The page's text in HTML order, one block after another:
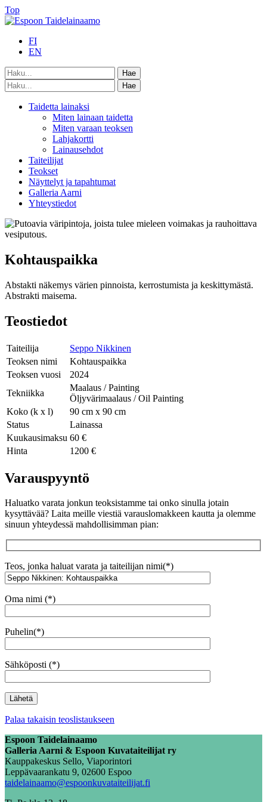
Top
FI
EN
Taidetta lainaksi
Miten lainaan taidetta
Miten varaan teoksen
Lahjakortti
Lainausehdot
Taiteilijat
Teokset
Näyttelyt ja tapahtumat
Galleria Aarni
Yhteystiedot
Kohtauspaikka
Abstakti näkemys värien pinnoista, kerrostumista ja keskittymästä.
Abstrakti maisema.
Teostiedot
Taiteilija
Seppo Nikkinen
Teoksen nimi
Kohtauspaikka
Teoksen vuosi
2024
Tekniikka
Maalaus / Painting
Öljyvärimaalaus / Oil Painting
Koko (k x l)
90 cm x 90 cm
Status
Lainassa
Kuukausimaksu 60 €
Hinta
1200 €
Varauspyyntö
Haluatko varata jonkun teoksistamme tai onko sinulla jotain
kysyttävää? Laita meille viestiä varauslomakkeen kautta ja olemme
sinuun yhteydessä mahdollisimman pian:
Teos, jonka haluat varata ja taiteilijan nimi(*)
Oma nimi (*)
Puhelin(*)
Sähköposti (*)
Palaa takaisin teoslistaukseen
Espoon Taidelainaamo
Galleria Aarni & Espoon Kuvataiteilijat ry
Kauppakeskus Sello, Viaporintori
Leppävaarankatu 9, 02600 Espoo
taidelainaamo@espoonkuvataiteilijat.fi